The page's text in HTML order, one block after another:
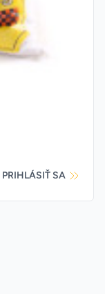
PRIHLÁSIŤ SA